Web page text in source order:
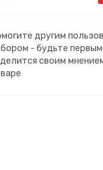
другим
- будьте
своим